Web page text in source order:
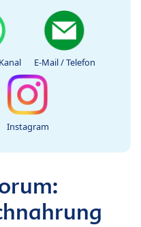
E-Mail / Telefon
Instagram